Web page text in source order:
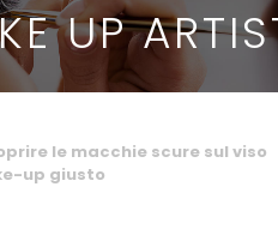
UP
le macchie scure sul viso
up giusto